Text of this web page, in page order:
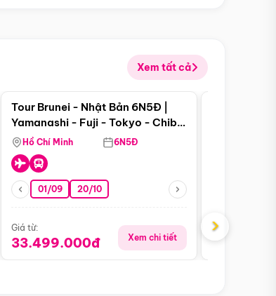
Xem tất cả
Điểm nổi bật
Tour Brunei - Nhật Bản 6N5Đ |
Yamanashi - Fuji - Tokyo - Chiba
- Freeday
Hồ Chí Minh 6N5Đ
01/09 20/10
Giá từ:
33.499.000đ Xem chi tiết
Giá từ:
›